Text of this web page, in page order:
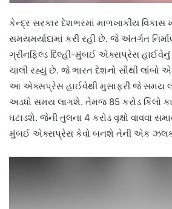
કેન્દ્ર સરકાર દેશભરમાં માળખાકીય
સમયમર્યાદામાં કરી રહી છે. જે અંતર્ગત
ગ્રીનફિલ્ડ દિલ્હી-મુંબઈ એક્સપ્રેસ હાઈવેનું
ચાલી રહ્યું છે. જે ભારત દેશનો સૌથી
આ એક્સપ્રેસ હાઈવેથી મુસાફરી જે સમય
અડધો સમય લાગશે. તેમજ 85 કરોડ કિલો
ઘટાડશે. જેની તુલના 4 કરોડ વૃક્ષો વાવવા
મુંબઈ એક્સપ્રેસ કેવો બનશે તેની એક